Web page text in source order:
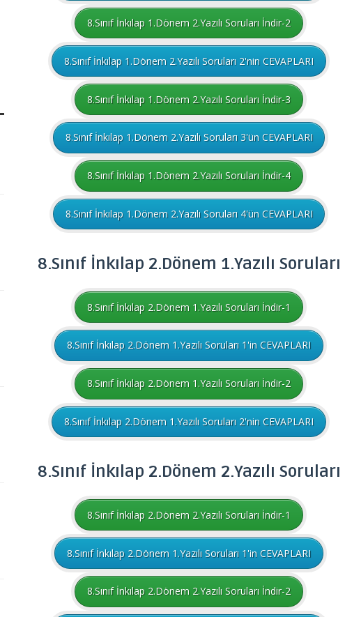
8.Sınıf İnkılap 1.Dönem 2.Yazılı Soruları İndir-2
8.Sınıf İnkılap 1.Dönem 2.Yazılı Soruları 2'nin CEVAPLARI
8.Sınıf İnkılap 1.Dönem 2.Yazılı Soruları İndir-3
8.Sınıf İnkılap 1.Dönem 2.Yazılı Soruları 3'ün CEVAPLARI
8.Sınıf İnkılap 1.Dönem 2.Yazılı Soruları İndir-4
8.Sınıf İnkılap 1.Dönem 2.Yazılı Soruları 4'ün CEVAPLARI
8.Sınıf İnkılap 2.Dönem 1.Yazılı Soruları
8.Sınıf İnkılap 2.Dönem 1.Yazılı Soruları İndir-1
8.Sınıf İnkılap 2.Dönem 1.Yazılı Soruları 1'in CEVAPLARI
8.Sınıf İnkılap 2.Dönem 1.Yazılı Soruları İndir-2
8.Sınıf İnkılap 2.Dönem 1.Yazılı Soruları 2'nin CEVAPLARI
8.Sınıf İnkılap 2.Dönem 2.Yazılı Soruları
8.Sınıf İnkılap 2.Dönem 2.Yazılı Soruları İndir-1
8.Sınıf İnkılap 2.Dönem 1.Yazılı Soruları 1'in CEVAPLARI
8.Sınıf İnkılap 2.Dönem 2.Yazılı Soruları İndir-2